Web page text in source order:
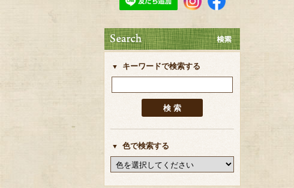
キーワードで検索する
色で検索する